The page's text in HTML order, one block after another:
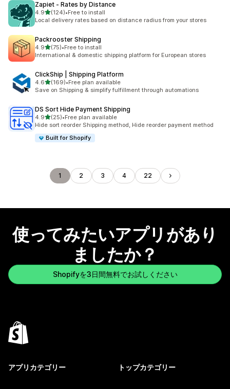
Zapiet ‑ Rates by Distance
4.95つ星中
(124)
合計レビュー数：124件
•Free to install
Local delivery rates based on distance radius from your stores
Packrooster Shipping
4.95つ星中
(75)
合計レビュー数：75件
•Free to install
International & domestic shipping platform for European stores
ClickShip | Shipping Platform
4.65つ星中
(169)
合計レビュー数：169件
•Free plan available
Save on Shipping & simplify fulfillment through automations
DS Sort Hide Payment Shipping
4.95つ星中
(25)
合計レビュー数：25件
•Free plan available
Hide sort reorder Shipping method, Hide reorder payment method
Built for Shopify
1 2 3 4 22
使ってみたいアプリがあり
ましたか？
Shopifyを3日間無料でお試しください
アプリカテゴリー トップカテゴリー